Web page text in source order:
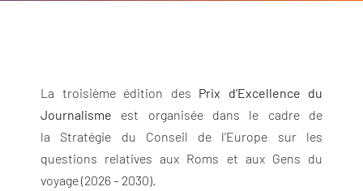
La troisième édition des Prix d’Excellence du
Journalisme est organisée dans le cadre de
la
Stratégie du Conseil de l’Europe sur les
questions relatives aux Roms et aux Gens du
voyage (2026 – 2030).